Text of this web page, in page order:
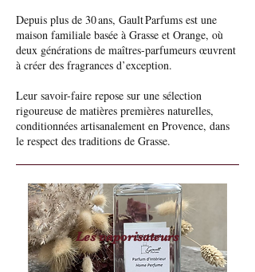
Depuis plus de 30 ans, Gault Parfums est une
maison familiale basée à Grasse et Orange, où
deux générations de maîtres-parfumeurs œuvrent
à créer des fragrances d’exception.
Leur savoir-faire repose sur une sélection
rigoureuse de matières premières naturelles,
conditionnées artisanalement en Provence, dans
le respect des traditions de Grasse.
Les vaporisateurs